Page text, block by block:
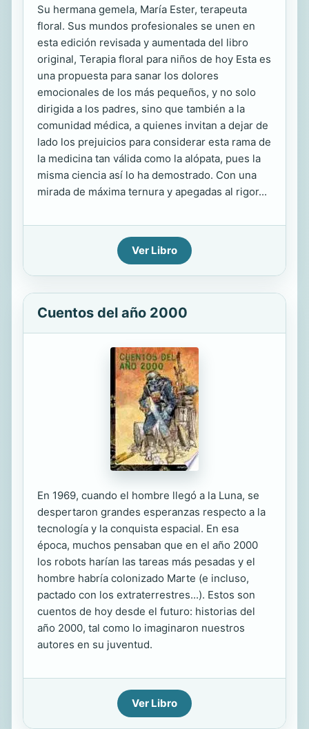
Su hermana gemela, María Ester, terapeuta
floral. Sus mundos profesionales se unen en
esta edición revisada y aumentada del libro
original, Terapia floral para niños de hoy Esta es
una propuesta para sanar los dolores
emocionales de los más pequeños, y no solo
dirigida a los padres, sino que también a la
comunidad médica, a quienes invitan a dejar de
lado los prejuicios para considerar esta rama de
la medicina tan válida como la alópata, pues la
misma ciencia así lo ha demostrado. Con una
mirada de máxima ternura y apegadas al rigor...
Ver Libro
Cuentos del año 2000
En 1969, cuando el hombre llegó a la Luna, se
despertaron grandes esperanzas respecto a la
tecnología y la conquista espacial. En esa
época, muchos pensaban que en el año 2000
los robots harían las tareas más pesadas y el
hombre habría colonizado Marte (e incluso,
pactado con los extraterrestres...). Estos son
cuentos de hoy desde el futuro: historias del
año 2000, tal como lo imaginaron nuestros
autores en su juventud.
Ver Libro